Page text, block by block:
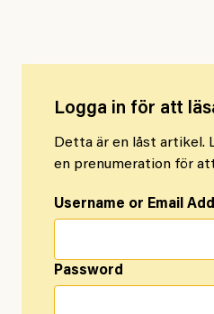
Logga in för att
Detta är en låst artikel.
en prenumeration för
Username or Email
Password